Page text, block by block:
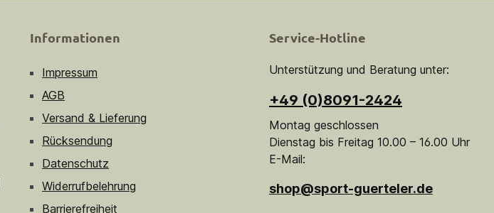
Informationen
Impressum
AGB
Versand & Lieferung
Rücksendung
Datenschutz
Widerrufbelehrung
Barrierefreiheit
Service-Hotline
Unterstützung und Beratung unter:
+49 (0)8091-2424
Montag geschlossen
Dienstag bis Freitag 10.00 – 16.00 Uhr
E-Mail:
shop@sport-guerteler.de